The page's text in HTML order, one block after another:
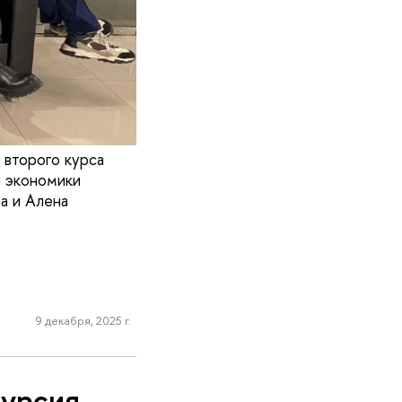
курса
и Алена
9 декабря, 2025 г.